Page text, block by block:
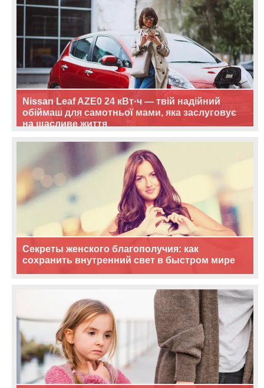
Nissan Leaf AZE0 24 кВт·ч — твій надійний
обіймаш для самотньої мами, яка заслуговує
на щасливе життя
Секреты женского благополучия: как
сохранить внутренний свет в быстром мире